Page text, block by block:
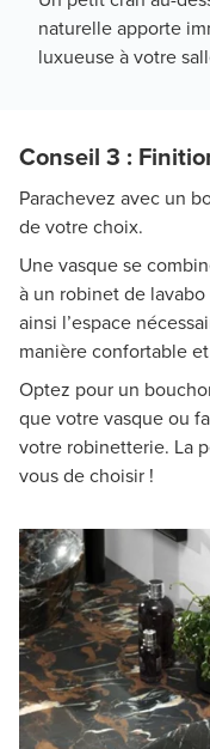
naturelle apporte
luxueuse à votre
Conseil 3 :
Parachevez avec un
de votre choix.
Une vasque se
à un robinet de
ainsi l’espace
manière confortable
Optez pour un
que votre vasque ou
votre robinetterie. La
vous de choisir !